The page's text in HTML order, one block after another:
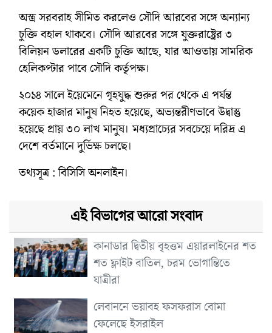
অস্ত্র সরবরাহ সীমিত করলেও সৌদি আরবের সঙ্গে অন্যান্য
চুক্তি বহাল থাকবে। সৌদি আরবের সঙ্গে যুক্তরাষ্ট্রের ৩
বিলিয়ন ডলারের একটি চুক্তি আছে, যার আওতায় সামরিক
হেলিকপ্টার পাবে সৌদি কর্তৃপক্ষ।
২০১৪ সালে ইয়েমেনে গৃহযুদ্ধ শুরুর পর থেকে এ পর্যন্ত
কয়েক হাজার মানুষ নিহত হয়েছে, অভ্যন্তরীণভাবে উদ্বাস্তু
হয়েছে প্রায় ৩০ লাখ মানুষ। মধ্যপ্রাচ্যের সবচেয়ে দরিদ্র এ
দেশে বর্তমানে দুর্ভিক্ষ চলছে।
তথ্যসূত্র : বিসিসি অনলাইন।
এই বিভাগের আরো সংবাদ
কানাডার দ্বিতীয় বৃহত্তম এয়ারলাইনের শত
শত ফ্লাইট বাতিল, চরম ভোগান্তিতে
যাত্রীরা
লেবাননে ভয়াবহ ফসফরাস বোমা
ফেলেছে ইসরাইল